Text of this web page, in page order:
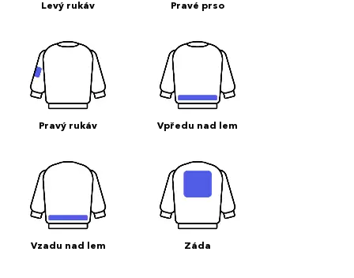
Levý rukáv Pravé prso
Pravý rukáv Vpředu nad lem
Vzadu nad lem Záda